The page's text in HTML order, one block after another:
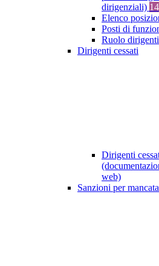
dirigenziali) 14
Elenco
Posti di
Ruolo dirigenti
Dirigenti cessati
Dirigenti
web)
Sanzioni per